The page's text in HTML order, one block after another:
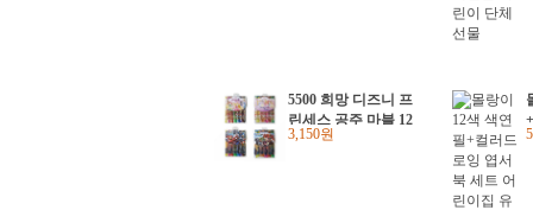
5500 희망 디즈니 프
린세스 공주 마블 12
색 색연필 어린이 단
3,150원